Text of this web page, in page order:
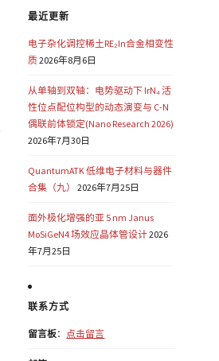
最近更新
电子杂化调控稀土RE₂In合金相变性
质2026年8月6日
从单轴到双轴：电势驱动下 IrN₄ 活
性位点配位构型的动态演变与 C-N
偶联前体锁定(Nano Research 2026)
2026年7月30日
QuantumATK 低维电子材料与器件
合集（九）
2026年7月25日
面外极化增强的亚 5 nm Janus
MoSiGeN4 场效应晶体管设计2026
年7月25日
联系方式
留言板： 点击留言